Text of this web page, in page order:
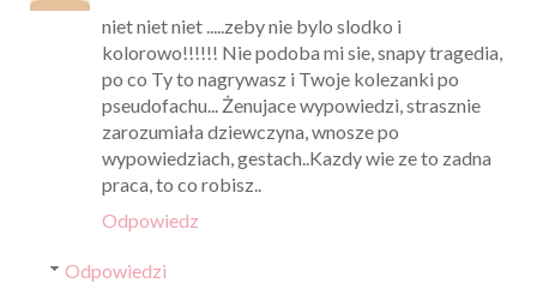
niet niet niet .....zeby nie bylo slodko i
kolorowo!!!!!! Nie podoba mi sie, snapy tragedia,
po co Ty to nagrywasz i Twoje kolezanki po
pseudofachu... Żenujace wypowiedzi, strasznie
zarozumiała dziewczyna, wnosze po
wypowiedziach, gestach..Kazdy wie ze to zadna
praca, to co robisz..
Odpowiedz
Odpowiedzi